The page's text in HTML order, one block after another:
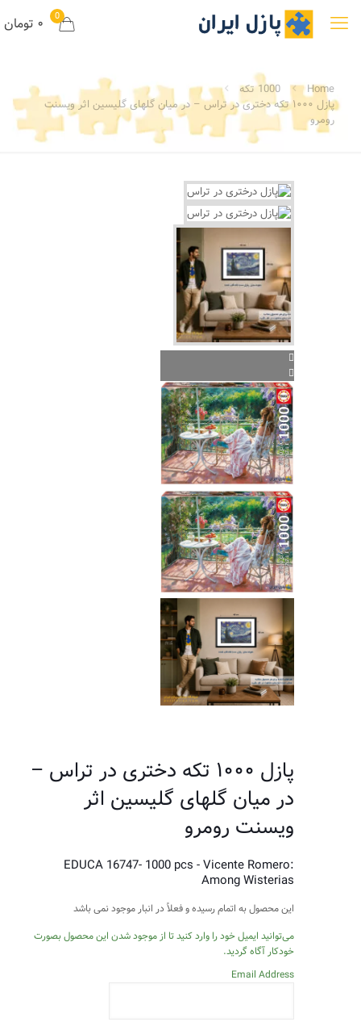
0 ۰ تومان
Home
1000 تکه
پازل ۱۰۰۰ تکه دختری در تراس – در میان گلهای گلیسین اثر ویسنت
رومرو
پازل ۱۰۰۰ تکه دختری در تراس –
در میان گلهای گلیسین اثر
ویسنت رومرو
EDUCA 16747- 1000 pcs - Vicente Romero:
Among Wisterias
این محصول به اتمام رسیده و فعلاً در انبار موجود نمی باشد
می‌توانید ایمیل خود را وارد کنید تا از موجود شدن این محصول بصورت
خودکار آگاه گردید.
Email Address